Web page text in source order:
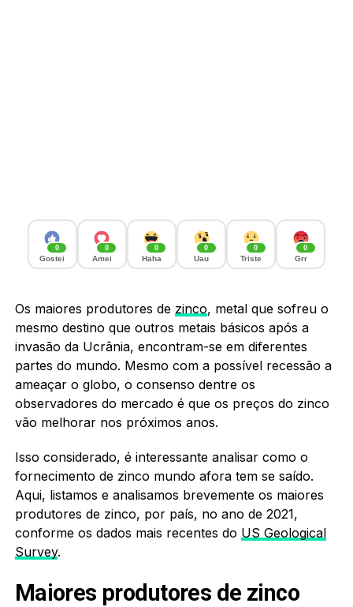
0
Gostei
0
Amei
0
Haha
0
Uau
0
Triste
0
Grr
Os maiores produtores de zinco, metal que sofreu o
mesmo destino que outros metais básicos após a
invasão da Ucrânia, encontram-se em diferentes
partes do mundo. Mesmo com a possível recessão a
ameaçar o globo, o consenso dentre os
observadores do mercado é que os preços do zinco
vão melhorar nos próximos anos.
Isso considerado, é interessante analisar como o
fornecimento de zinco mundo afora tem se saído.
Aqui, listamos e analisamos brevemente os maiores
produtores de zinco, por país, no ano de 2021,
conforme os dados mais recentes do US Geological
Survey.
Maiores produtores de zinco